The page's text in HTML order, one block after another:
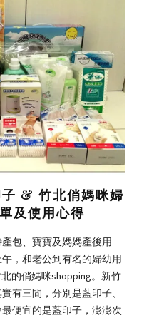
& 竹北俏媽咪婦
及使用心得
包、寶寶及媽媽產後用
，和老公到有名的婦幼用
的俏媽咪shopping。新竹
有三間，分別是藍印子、
便宜的是藍印子，澎澎次